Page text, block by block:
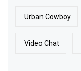
Urban Cowboy
Video Chat